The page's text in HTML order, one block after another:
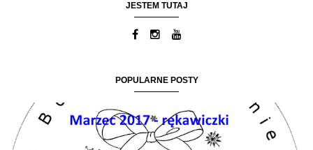
JESTEM TUTAJ
POPULARNE POSTY